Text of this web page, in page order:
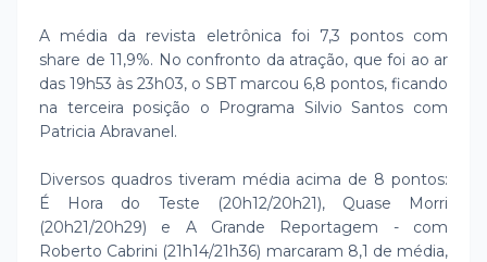
A média da revista eletrônica foi 7,3 pontos com
share de 11,9%. No confronto da atração, que foi ao ar
das 19h53 às 23h03, o SBT marcou 6,8 pontos, ficando
na terceira posição o Programa Silvio Santos com
Patricia Abravanel.
Diversos quadros tiveram média acima de 8 pontos:
É Hora do Teste (20h12/20h21), Quase Morri
(20h21/20h29) e A Grande Reportagem - com
Roberto Cabrini (21h14/21h36) marcaram 8,1 de média,